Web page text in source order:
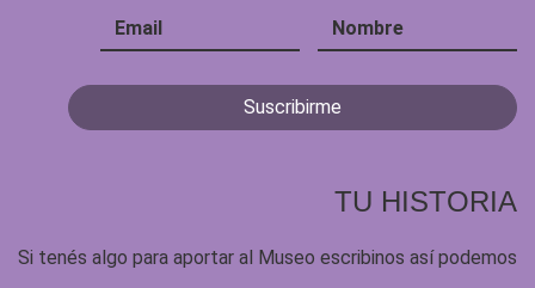
TU HISTORIA
Si tenés algo para aportar al Museo escribinos así podemos